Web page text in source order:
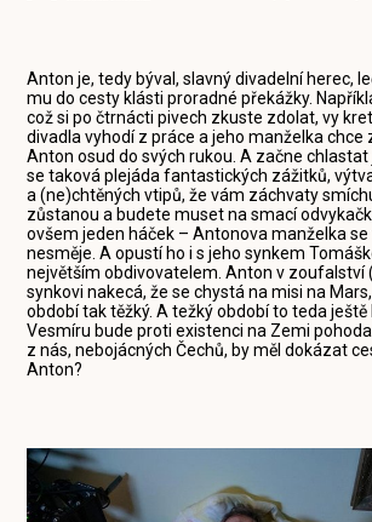
Anton je, tedy býval, slavný divadelní herec,
mu do cesty klásti proradné překážky.
což si po čtrnácti pivech zkuste zdolat, vy
divadla vyhodí z práce a jeho manželka chce
Anton osud do svých rukou. A začne chlastat
se taková plejáda fantastických zážitků,
a (ne)chtěných vtipů, že vám záchvaty
zůstanou a budete muset na smací
ovšem jeden háček – Antonova manželka
nesměje. A opustí ho i s jeho synkem
největším obdivovatelem. Anton v zoufalství
synkovi nakecá, že se chystá na misi na
období tak těžký. A težký období to teda ještě
Vesmíru bude proti existenci na Zemi
z nás, nebojácných Čechů, by měl dokázat
Anton?